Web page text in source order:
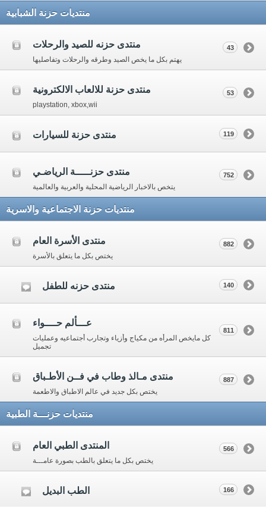
منتديات حزنة الشبابية
منتدى حزنه للصيد والرحلات
يهتم بكل ما يخص الصيد وطرقه والرحلات وتفاصليها
43
منتدى حزنة للالعاب الالكترونية
playstation, xbox,wii
53
منتدى حزنة للسيارات 119
منتدى حزنـــــة الرياضـي
يتخص بالاخبار الرياضية المحلية والعربية والعالمية
752
منتديات حزنة الاجتماعية والاسرية
منتدى الأسرة العام
يختص بكل ما يتعلق بالأسرة
882
منتدى حزنه للطفل 140
عـــألم حــــواء
كل مايخص المرأه من مكياج وأزياء وتجارب أجتماعيه وعمليات
تجميل
811
منتدى مـالذ وطاب في فــن الأطـباق
يختص بكل جديد في عالم الاطباق والاطعمة
887
منتديات حزنـــة الطبية
المنتدى الطبي العام
يختص بكل ما يتعلق بالطب بصورة عامـــة
566
الطب البديل 166